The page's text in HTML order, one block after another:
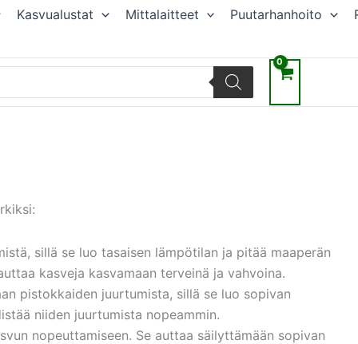
Kasvualustat Mittalaitteet Puutarhanhoito
sillä se luo tasaisen lämpötilan ja pitää maaperän
kasveja kasvamaan terveinä ja vahvoina.
pistokkaiden juurtumista, sillä se luo sopivan
niiden juurtumista nopeammin.
nopeuttamiseen. Se auttaa säilyttämään sopivan